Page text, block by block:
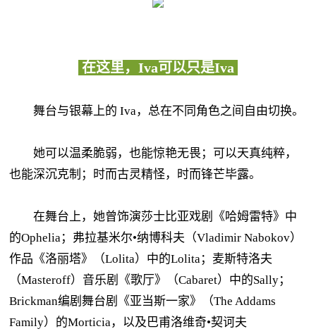
在这里，Iva可以只是Iva
舞台与银幕上的 Iva，总在不同角色之间自由切换。
她可以温柔脆弱，也能惊艳无畏；可以天真纯粹，
也能深沉克制；时而古灵精怪，时而锋芒毕露。
在舞台上，她曾饰演莎士比亚戏剧《哈姆雷特》中
的Ophelia；弗拉基米尔•纳博科夫（Vladimir Nabokov）
作品《洛丽塔》（Lolita）中的Lolita；麦斯特洛夫
（Masteroff）音乐剧《歌厅》（Cabaret）中的Sally；
Brickman编剧舞台剧《亚当斯一家》（The Addams
Family）的Morticia，以及巴甫洛维奇•契诃夫